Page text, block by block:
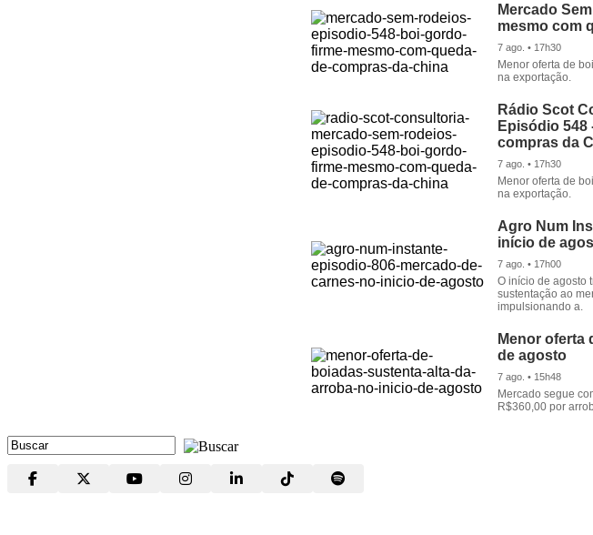
Mercado
mesmo com
7 ago. • 17h30
Menor oferta de
na exportação.
Rádio Scot
Episódio
compras da
7 ago. • 17h30
Menor oferta de
na exportação.
Agro Num
início de
7 ago. • 17h00
O início de agosto
sustentação ao
impulsionando a.
Menor oferta
de agosto
7 ago. • 15h48
Mercado segue
R$360,00 por